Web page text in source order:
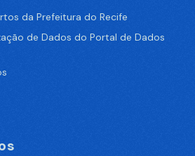
da Prefeitura do Recife
de Dados do Portal de Dados